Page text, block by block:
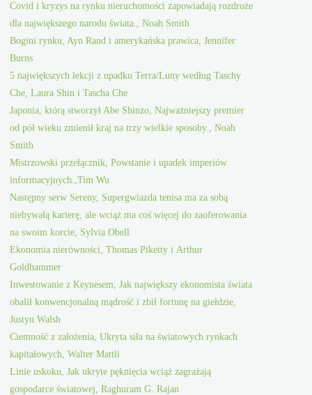
Covid i kryzys na rynku nieruchomości zapowiadają rozdroże
dla największego narodu świata., Noah Smith
Bogini rynku, Ayn Rand i amerykańska prawica, Jennifer
Burns
5 największych lekcji z upadku Terra/Luny według Taschy
Che, Laura Shin i Tascha Che
Japonia, którą stworzył Abe Shinzo, Najważniejszy premier
od pół wieku zmienił kraj na trzy wielkie sposoby., Noah
Smith
Mistrzowski przełącznik, Powstanie i upadek imperiów
informacyjnych.,Tim Wu
Następny serw Sereny, Supergwiazda tenisa ma za sobą
niebywałą karierę, ale wciąż ma coś więcej do zaoferowania
na swoim korcie, Sylvia Obell
Ekonomia nierówności, Thomas Piketty i Arthur
Goldhammer
Inwestowanie z Keynesem, Jak największy ekonomista świata
obalił konwencjonalną mądrość i zbił fortunę na giełdzie,
Justyn Walsh
Ciemność z założenia, Ukryta siła na światowych rynkach
kapitałowych, Walter Mattli
Linie uskoku, Jak ukryte pęknięcia wciąż zagrażają
gospodarce światowej, Raghuram G. Rajan